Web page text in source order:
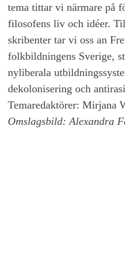
tema tittar vi närmare på
filosofens liv och idéer.
skribenter tar vi oss an
folkbildningens Sverige,
nyliberala
dekolonisering och
Temaredaktörer: Mirjana
Omslagsbild: Alexandra